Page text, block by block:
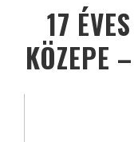
17
KÖZEPE